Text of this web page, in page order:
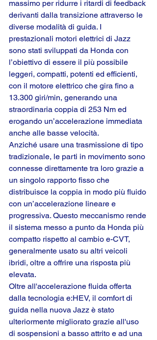
massimo per ridurre i ritardi di feedback
derivanti dalla transizione attraverso le
diverse modalità di guida. I
prestazionali motori elettrici di Jazz
sono stati sviluppati da Honda con
l’obiettivo di essere il più possibile
leggeri, compatti, potenti ed efficienti,
con il motore elettrico che gira fino a
13.300 giri/min, generando una
straordinaria coppia di 253 Nm ed
erogando un’accelerazione immediata
anche alle basse velocità.
Anziché usare una trasmissione di tipo
tradizionale, le parti in movimento sono
connesse direttamente tra loro grazie a
un singolo rapporto fisso che
distribuisce la coppia in modo più fluido
con un’accelerazione lineare e
progressiva. Questo meccanismo rende
il sistema messo a punto da Honda più
compatto rispetto al cambio e-CVT,
generalmente usato su altri veicoli
ibridi, oltre a offrire una risposta più
elevata.
Oltre all'accelerazione fluida offerta
dalla tecnologia e:HEV, il comfort di
guida nella nuova Jazz è stato
ulteriormente migliorato grazie all'uso
di sospensioni a basso attrito e ad una